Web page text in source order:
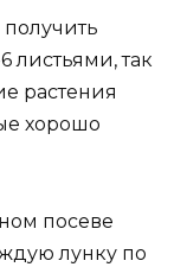
листьями, так
растения
хорошо
посеве
лунку по